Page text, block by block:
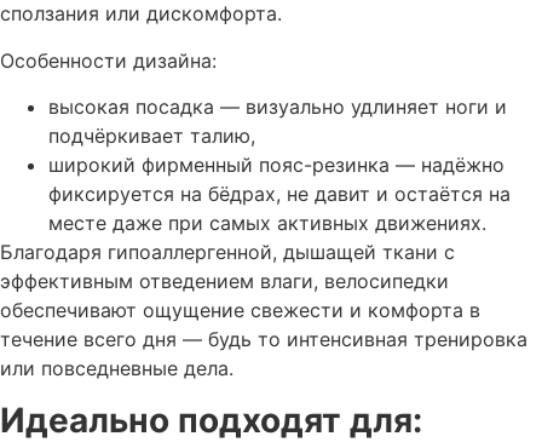
сползания или дискомфорта.
Особенности дизайна:
высокая посадка — визуально удлиняет ноги и
подчёркивает талию,
широкий фирменный пояс-резинка — надёжно
фиксируется на бёдрах, не давит и остаётся на
месте даже при самых активных движениях.
Благодаря гипоаллергенной, дышащей ткани с
эффективным отведением влаги, велосипедки
обеспечивают ощущение свежести и комфорта в
течение всего дня — будь то интенсивная тренировка
или повседневные дела.
Идеально подходят для: